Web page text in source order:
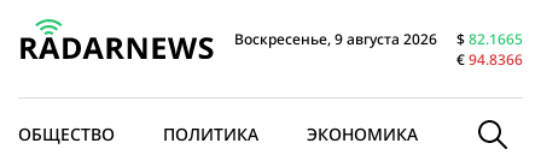
Воскресенье, 9 августа 2026 $82.1665
€94.8366
ОБЩЕСТВО ПОЛИТИКА ЭКОНОМИКА В МИРЕ